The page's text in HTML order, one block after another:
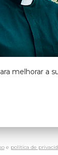
melhorar a
e política de